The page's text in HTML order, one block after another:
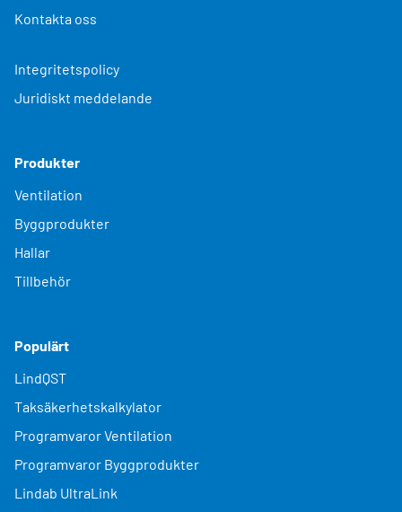
Kontakta oss
Integritetspolicy
Juridiskt meddelande
Produkter
Ventilation
Byggprodukter
Hallar
Tillbehör
Populärt
LindQST
Taksäkerhetskalkylator
Programvaror Ventilation
Programvaror Byggprodukter
Lindab UltraLink